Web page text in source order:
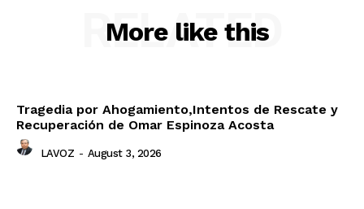
More like this
RELATED
Tragedia por Ahogamiento,Intentos de Rescate y
Recuperación de Omar Espinoza Acosta
LAVOZ - August 3, 2026